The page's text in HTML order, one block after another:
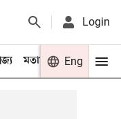
Login
মতামত খেলা
Eng